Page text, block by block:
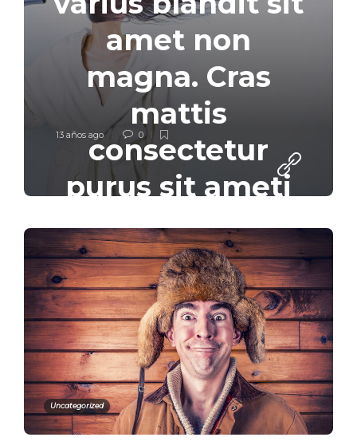
amet non
magna. Cras
mattis
consectetur
purus sit ameti
musemi
fermentum.
Aenean lacinia
bibendum nulla.
13 años ago 0
Uncategorized